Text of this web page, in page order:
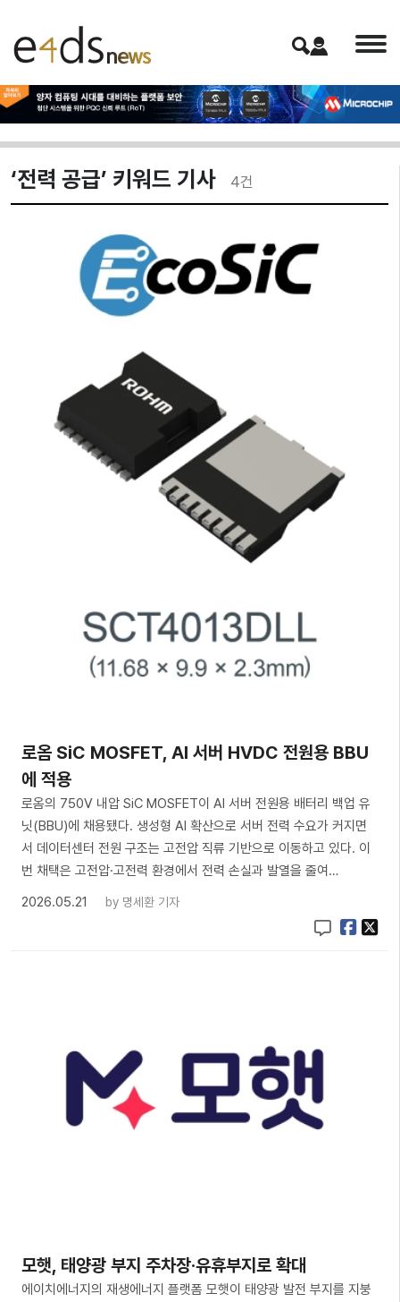
‘전력 공급’ 키워드 기사 4건
로옴 SiC MOSFET, AI 서버 HVDC 전원용 BBU
에 적용
로옴의 750V 내압 SiC MOSFET이 AI 서버 전원용 배터리 백업 유
닛(BBU)에 채용됐다. 생성형 AI 확산으로 서버 전력 수요가 커지면
서 데이터센터 전원 구조는 고전압 직류 기반으로 이동하고 있다. 이
번 채택은 고전압·고전력 환경에서 전력 손실과 발열을 줄여…
2026.05.21
by 명세환 기자
모햇, 태양광 부지 주차장·유휴부지로 확대
에이치에너지의 재생에너지 플랫폼 모햇이 태양광 발전 부지를 지붕